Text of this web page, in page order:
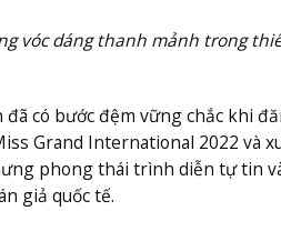
vóc dáng thanh mảnh trong
có bước đệm vững chắc khi
Grand International 2022 và
phong thái trình diễn tự tin
giả quốc tế.